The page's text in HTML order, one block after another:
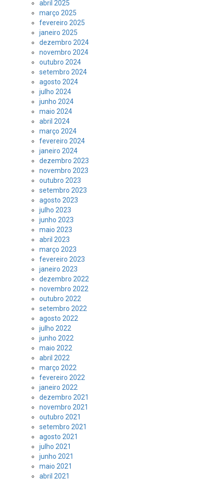
abril 2025
março 2025
fevereiro 2025
janeiro 2025
dezembro 2024
novembro 2024
outubro 2024
setembro 2024
agosto 2024
julho 2024
junho 2024
maio 2024
abril 2024
março 2024
fevereiro 2024
janeiro 2024
dezembro 2023
novembro 2023
outubro 2023
setembro 2023
agosto 2023
julho 2023
junho 2023
maio 2023
abril 2023
março 2023
fevereiro 2023
janeiro 2023
dezembro 2022
novembro 2022
outubro 2022
setembro 2022
agosto 2022
julho 2022
junho 2022
maio 2022
abril 2022
março 2022
fevereiro 2022
janeiro 2022
dezembro 2021
novembro 2021
outubro 2021
setembro 2021
agosto 2021
julho 2021
junho 2021
maio 2021
abril 2021